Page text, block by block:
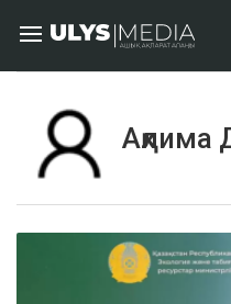
Ақлима